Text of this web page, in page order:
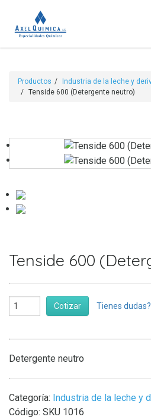
Productos
Industria de la leche y
Tenside 600 (Detergente neutro)
Tenside 600
Cotizar Tienes
Detergente neutro
Categoría: Industria de la leche y
Código: SKU 1016